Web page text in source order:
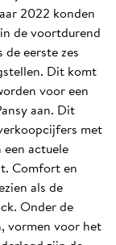
2022 konden
de voortdurend
eerste zes
Dit komt
voor een
aan. Dit
met
actuele
Comfort en
als de
Onder de
vormen voor het